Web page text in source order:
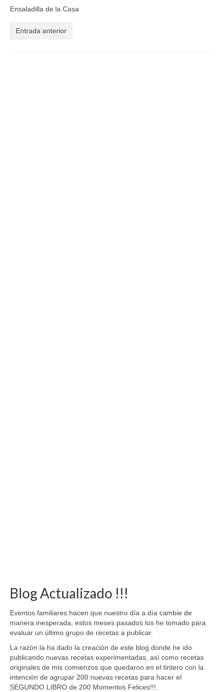
El Libro de 200 MOMENTOS FELICES!!!
Contacto
Ensaladilla de la Casa
Entrada anterior
Blog Actualizado !!!
Eventos familiares hacen que nuestro día a día cambie de
manera inesperada, estos meses pasados los he tomado para
evaluar un último grupo de recetas a publicar.
La razón la ha dado la creación de este blog donde he ido
publicando nuevas recetas experimentadas, así como recetas
originales de mis comienzos que quedaron en el tintero con la
intención de agrupar 200 nuevas recetas para hacer el
SEGUNDO LIBRO de 200 Momentos Felices!!!.